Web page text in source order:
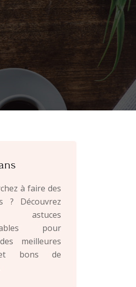
à faire des
? Découvrez
pour
meilleures
bons de